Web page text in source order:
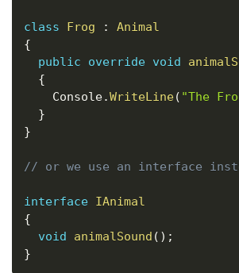
class Frog :
Animal
{
public
override void
{
    Console
.WriteLine( "The
}
}
// or we use an interface
interface IAnimal
{
void
animalSound ( ) ;
}